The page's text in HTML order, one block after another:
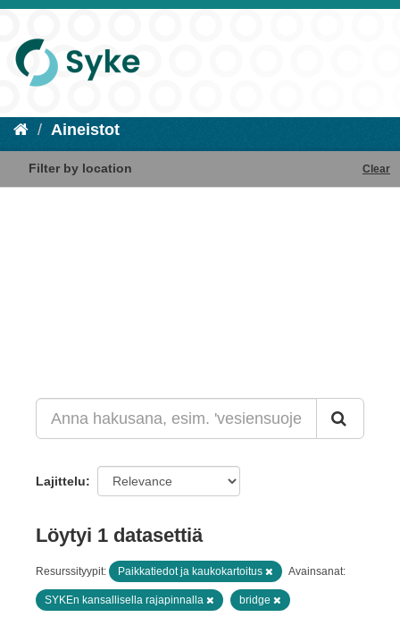
Aineistot
Filter by location Clear
Lajittelu
Löytyi 1 datasettiä
Resurssityypit: Paikkatiedot ja kaukokartoitus Avainsanat:
SYKEn kansallisella rajapinnalla bridge